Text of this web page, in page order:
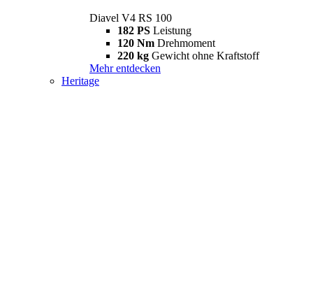
Diavel V4 RS 100
182 PS Leistung
120 Nm Drehmoment
220 kg Gewicht ohne Kraftstoff
Mehr entdecken
Heritage